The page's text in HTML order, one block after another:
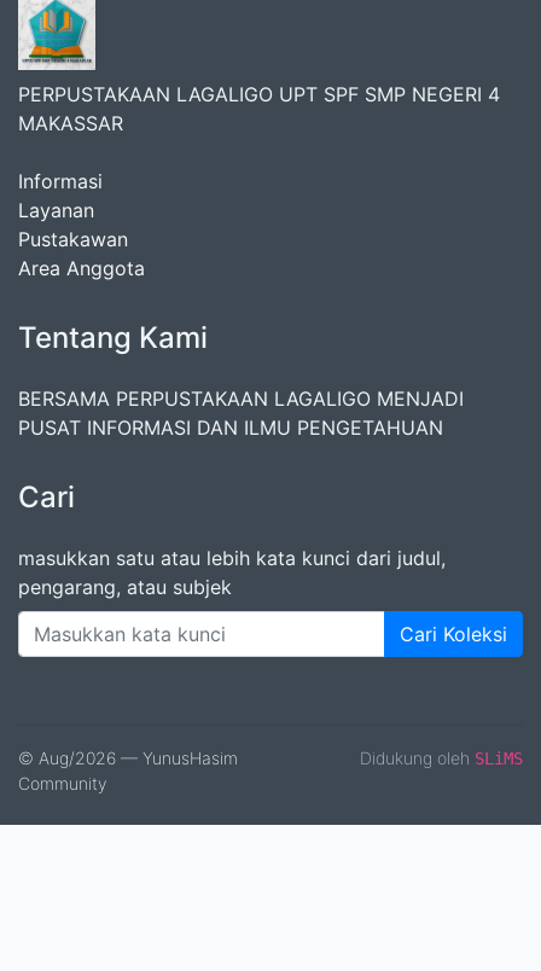
PERPUSTAKAAN LAGALIGO UPT SPF SMP NEGERI 4
MAKASSAR
Informasi
Layanan
Pustakawan
Area Anggota
Tentang Kami
BERSAMA PERPUSTAKAAN LAGALIGO MENJADI
PUSAT INFORMASI DAN ILMU PENGETAHUAN
Cari
masukkan satu atau lebih kata kunci dari judul,
pengarang, atau subjek
Cari Koleksi
© Aug/2026 — YunusHasim
Community
Didukung oleh SLiMS